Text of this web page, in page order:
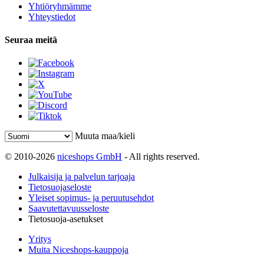
Yhtiöryhmämme
Yhteystiedot
Seuraa meitä
Muuta maa/kieli
© 2010-2026 niceshops GmbH - All rights reserved.
Julkaisija ja palvelun tarjoaja
Tietosuojaseloste
Yleiset sopimus- ja peruutusehdot
Saavutettavuusseloste
Tietosuoja-asetukset
Yritys
Muita Niceshops-kauppoja